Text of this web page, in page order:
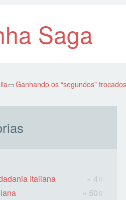
Ganhando os “segundos”
Italiana
» 4
» 50